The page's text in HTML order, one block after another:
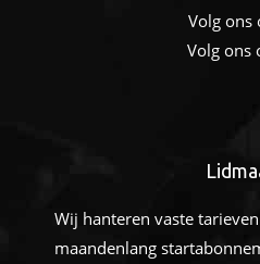
Volg ons
Volg ons
Wij hanteren vaste
maandenlang